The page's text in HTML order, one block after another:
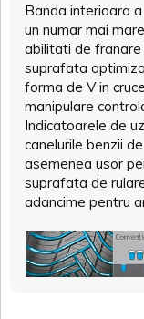
Banda interioara
un numar mai
abilitati de franare
suprafata
forma de V in
manipulare
Indicatoarele de
canelurile benzii
asemenea usor
suprafata de
adancime pentru